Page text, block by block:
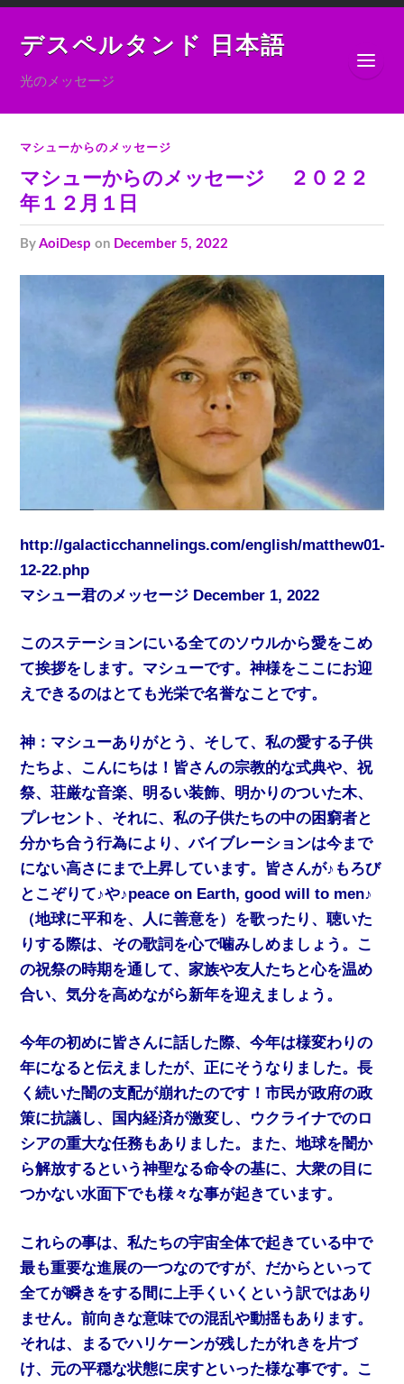
デスペルタンド 日本語
光のメッセージ
マシューからのメッセージ
マシューからのメッセージ ２０２２
年１２月１日
byAoiDesp on December 5, 2022
http://galacticchannelings.com/english/matthew01-
12-22.php
マシュー君のメッセージ December 1, 2022
このステーションにいる全てのソウルから愛をこめ
て挨拶をします。マシューです。神様をここにお迎
えできるのはとても光栄で名誉なことです。
神：マシューありがとう、そして、私の愛する子供
たちよ、こんにちは！皆さんの宗教的な式典や、祝
祭、荘厳な音楽、明るい装飾、明かりのついた木、
プレセント、それに、私の子供たちの中の困窮者と
分かち合う行為により、バイブレーションは今まで
にない高さにまで上昇しています。皆さんが♪もろび
とこぞりて♪や♪peace on Earth, good will to men♪
（地球に平和を、人に善意を）を歌ったり、聴いた
りする際は、その歌詞を心で噛みしめましょう。こ
の祝祭の時期を通して、家族や友人たちと心を温め
合い、気分を高めながら新年を迎えましょう。
今年の初めに皆さんに話した際、今年は様変わりの
年になると伝えましたが、正にそうなりました。長
く続いた闇の支配が崩れたのです！市民が政府の政
策に抗議し、国内経済が激変し、ウクライナでのロ
シアの重大な任務もありました。また、地球を闇か
ら解放するという神聖なる命令の基に、大衆の目に
つかない水面下でも様々な事が起きています。
これらの事は、私たちの宇宙全体で起きている中で
最も重要な進展の一つなのですが、だからといって
全てが瞬きをする間に上手くいくという訳ではあり
ません。前向きな意味での混乱や動揺もあります。
それは、まるでハリケーンが残したがれきを片づ
け、元の平穏な状態に戻すといった様な事です。こ